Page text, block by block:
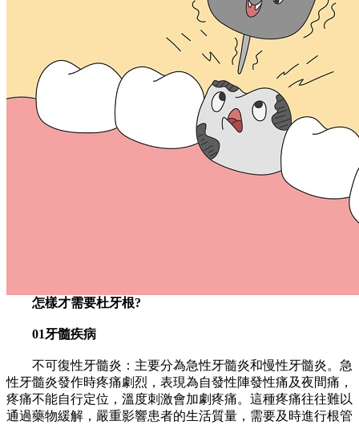
怎樣才需要杜牙根?
01牙髓疾病
​不可復性牙髓炎：主要分為急性牙髓炎和慢性牙髓炎。​急
性牙髓炎發作時疼痛劇烈，表現為自發性陣發性痛及夜間痛，
疼痛不能自行定位，溫度刺激會加劇疼痛。這種疼痛往往難以
通過藥物緩解，嚴重影響患者的生活質量，需要及時進行根管